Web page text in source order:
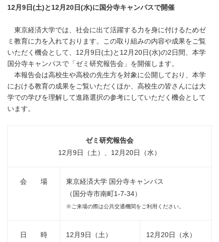
12 月 9 日 (土) と 12 月 20 日 (水)に国分寺キャンパスで開催
東京経済大学では、社会に出て活躍する力を身に付けるためゼ
ミ教育に力を入れております。この取り組みの内容や成果をご覧
いただく機会として、12月9日(土)と12月20日(水)の2日間、本学
国分寺キャンパスで「ゼミ研究報告会」を開催します。
本報告会は高校生や高校の先生方を対象に公開しており、本学
における教育の成果をご覧いただくほか、高校生の皆さんには大
学での学びを理解して進路選択の参考にしていただく機会として
います。
ゼミ研究報告会
12月9日（土）、12月20日（水）
会 場
東京経済大学 国分寺キャンパス
（国分寺市南町1-7-34）
※ご来場の際は公共交通機関をご利用ください。
日 時
12月9日（土）
12月20日（水）